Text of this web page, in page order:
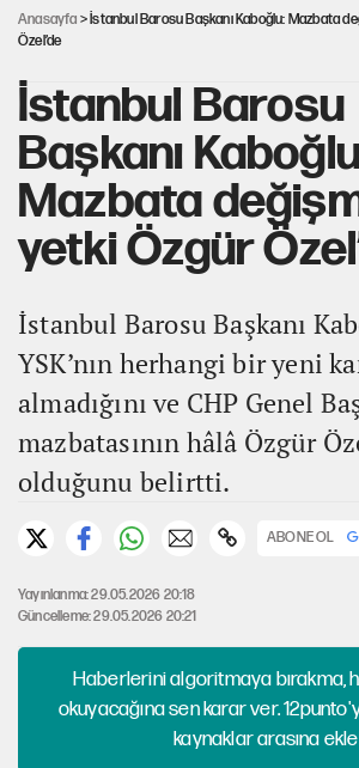
Anasayfa > İstanbul Barosu Başkanı Kaboğlu: Mazbata
Özel’de
İstanbul Barosu
Başkanı
Mazbata
yetki Özgür
İstanbul Barosu Başkanı
YSK’nın herhangi bir yeni
almadığını ve CHP Genel
mazbatasının hâlâ Özgür
olduğunu belirtti.
ABONE OL
Yayınlanma: 29.05.2026 20:18
Güncelleme: 29.05.2026 20:21
Haberlerini algoritmaya bırakma,
okuyacağına sen karar ver.
kaynaklar arasına